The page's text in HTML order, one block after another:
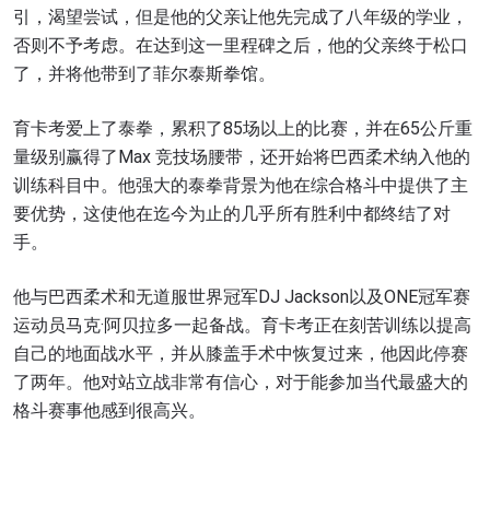
引，渴望尝试，但是他的父亲让他先完成了八年级的学业，
否则不予考虑。在达到这一里程碑之后，他的父亲终于松口
了，并将他带到了菲尔泰斯拳馆。
育卡考爱上了泰拳，累积了85场以上的比赛，并在65公斤重
量级别赢得了Max 竞技场腰带，还开始将巴西柔术纳入他的
训练科目中。他强大的泰拳背景为他在综合格斗中提供了主
要优势，这使他在迄今为止的几乎所有胜利中都终结了对
手。
他与巴西柔术和无道服世界冠军DJ Jackson以及ONE冠军赛
运动员马克·阿贝拉多一起备战。育卡考正在刻苦训练以提高
自己的地面战水平，并从膝盖手术中恢复过来，他因此停赛
了两年。他对站立战非常有信心，对于能参加当代最盛大的
格斗赛事他感到很高兴。